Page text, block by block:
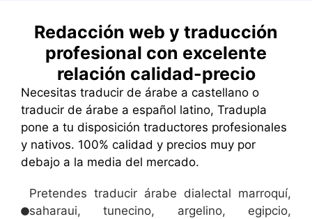
Redacción web y traducción
profesional con excelente
relación calidad-precio
Necesitas traducir de árabe a castellano o
traducir de árabe a español latino, Tradupla
pone a tu disposición traductores profesionales
y nativos. 100% calidad y precios muy por
debajo a la media del mercado.
Pretendes traducir árabe dialectal marroquí,
saharaui, tunecino, argelino, egipcio,